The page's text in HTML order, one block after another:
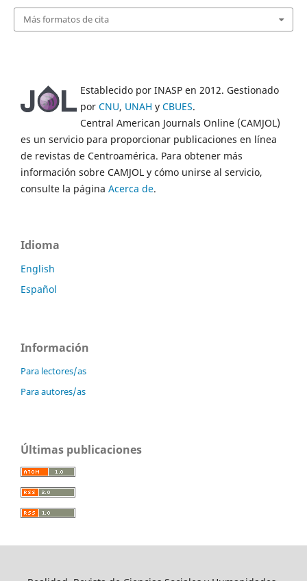
Más formatos de cita
Establecido por INASP en 2012. Gestionado
por CNU, UNAH y CBUES.
Central American Journals Online (CAMJOL)
es un servicio para proporcionar publicaciones en línea
de revistas de Centroamérica. Para obtener más
información sobre CAMJOL y cómo unirse al servicio,
consulte la página Acerca de.
Idioma
English
Español
Información
Para lectores/as
Para autores/as
Últimas publicaciones